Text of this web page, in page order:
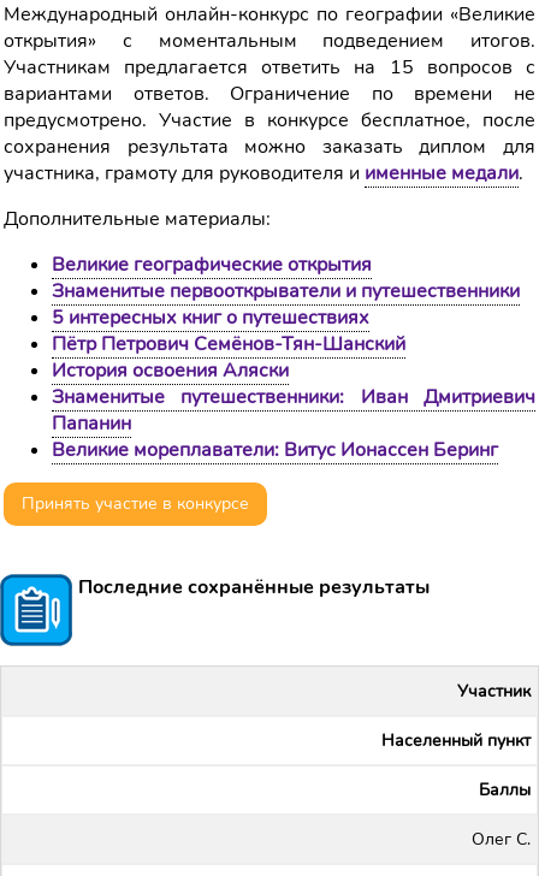
Международный онлайн-конкурс по географии «Великие
открытия» с моментальным подведением итогов.
Участникам предлагается ответить на 15 вопросов с
вариантами ответов. Ограничение по времени не
предусмотрено. Участие в конкурсе бесплатное, после
сохранения результата можно заказать диплом для
участника, грамоту для руководителя и именные медали.
Дополнительные материалы:
Великие географические открытия
Знаменитые первооткрыватели и путешественники
5 интересных книг о путешествиях
Пётр Петрович Семёнов-Тян-Шанский
История освоения Аляски
Знаменитые путешественники: Иван Дмитриевич
Папанин
Великие мореплаватели: Витус Ионассен Беринг
Принять участие в конкурсе
Последние сохранённые результаты
Участник
Населенный пункт
Баллы
Олег С.